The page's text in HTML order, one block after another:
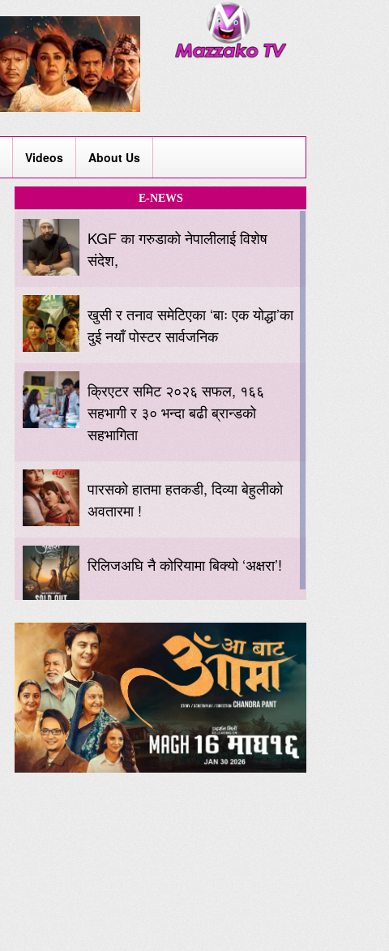
Videos About Us
E-NEWS
KGF का गरुडाको नेपालीलाई विशेष
संदेश,
खुसी र तनाव समेटिएका ‘बाः एक योद्धा’का
दुई नयाँ पोस्टर सार्वजनिक
क्रिएटर समिट २०२६ सफल, १६६
सहभागी र ३० भन्दा बढी ब्रान्डको
सहभागिता
पारसको हातमा हतकडी, दिव्या बेहुलीको
अवतारमा !
रिलिजअघि नै कोरियामा बिक्यो ‘अक्षरा’!